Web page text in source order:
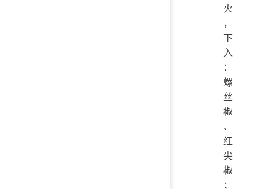
火
，
下
入
：
螺
丝
椒
、
红
尖
椒
；